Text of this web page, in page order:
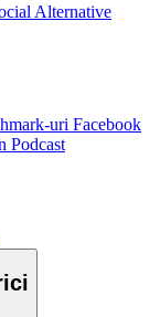
Alternative
uri Facebook
Podcast